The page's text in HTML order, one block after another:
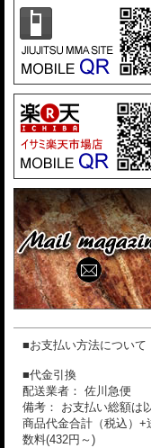
■お支払い方法について
■代金引換
配送業者： 佐川急便
備考： お支払い総額は
商品代金合計（税込）+
数料(432円～)